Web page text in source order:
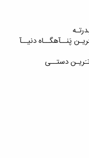
پَنــآهگــاه دنیــآ
دستــی